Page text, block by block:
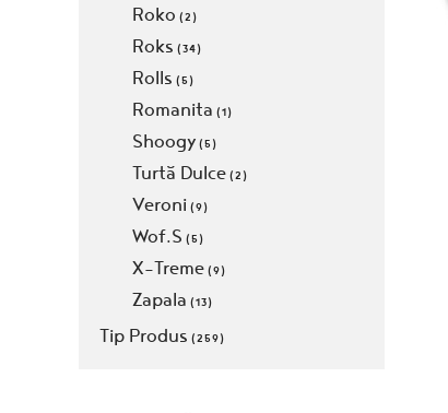
Roko (2)
Roks (34)
Rolls (5)
Romanita (1)
Shoogy (5)
Turtă Dulce (2)
Veroni (9)
Wof.S (5)
X-Treme (9)
Zapala (13)
Tip Produs (259)